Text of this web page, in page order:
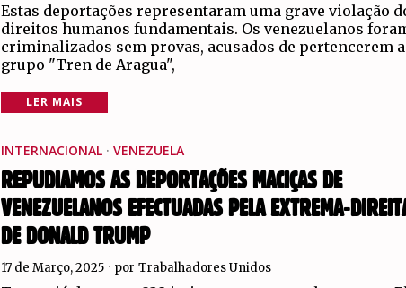
Estas deportações representaram uma grave violação
direitos humanos fundamentais. Os venezuelanos
criminalizados sem provas, acusados de pertencerem
grupo "Tren de Aragua",
LER MAIS
INTERNACIONAL · VENEZUELA
REPUDIAMOS AS DEPORTAÇÕES MACIÇAS DE
VENEZUELANOS EFECTUADAS PELA EXTREMA-
DE DONALD TRUMP
17 de Março, 2025 por Trabalhadores Unidos